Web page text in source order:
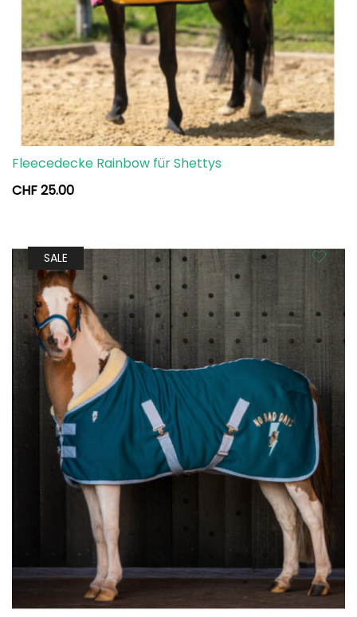
Fleecedecke Rainbow für Shettys
CHF25.00
SALE